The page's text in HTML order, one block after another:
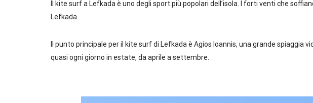
Il kite surf a Lefkada è uno degli sport più popolari dell’isola. I forti venti che
Lefkada.
Il punto principale per il kite surf di Lefkada è Agios Ioannis, una grande
quasi ogni giorno in estate, da aprile a settembre.